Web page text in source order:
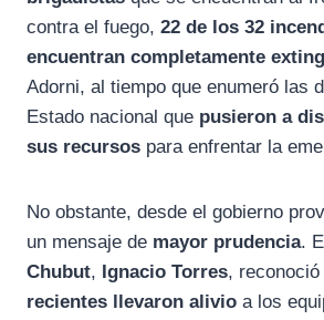
contra el fuego, 22 de los 32
encuentran completamente
Adorni, al tiempo que enumeró las
Estado nacional que pusieron a
sus recursos para enfrentar la
No obstante, desde el gobierno
un mensaje de mayor prudencia.
Chubut, Ignacio Torres, reconoció
recientes llevaron alivio a los